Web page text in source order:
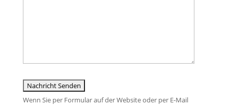
Wenn Sie per Formular auf der Website oder per E-Mail